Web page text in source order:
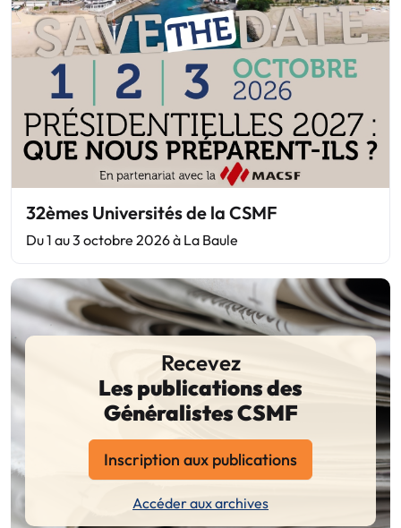
32èmes Universités de la CSMF
Du 1 au 3 octobre 2026 à La Baule
Recevez
Les publications des
Généralistes CSMF
Inscription aux publications
Accéder aux archives